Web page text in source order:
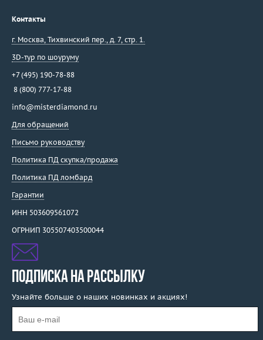
Контакты
г. Москва, Тихвинский пер., д. 7, стр. 1.
3D-тур по шоуруму
+7 (495) 190-78-88
8 (800) 777-17-88
info@misterdiamond.ru
Для обращений
Письмо руководству
Политика ПД скупка/продажа
Политика ПД ломбард
Гарантии
ИНН 503609561072
ОГРНИП 305507403500044
ПОДПИСКА НА РАССЫЛКУ
Узнайте больше о наших новинках и акциях!